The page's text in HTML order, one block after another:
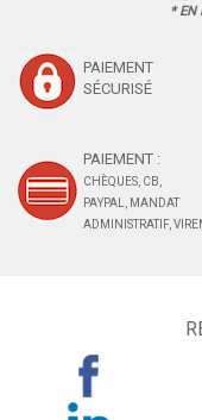
* EN
PAIEMENT
SÉCURISÉ
PAIEMENT :
CHÈQUES, CB,
PAYPAL, MANDAT
ADMINISTRATIF,